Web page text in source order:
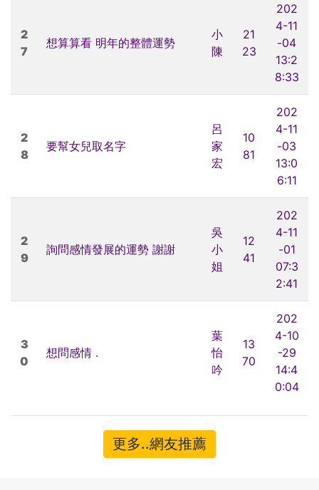
2
7
想算算看 明年的整體運勢
小
陳
21
23
202
4-11
-04
13:2
8:33
2
8
要幫女兒取名字
呂
家
宏
10
81
202
4-11
-03
13:0
6:11
2
9
詢問感情發展的運勢 謝謝
吳
小
姐
12
41
202
4-11
-01
07:3
2:41
3
0
想問感情 .
葉
怡
吟
13
70
202
4-10
-29
14:4
0:04
更多..網友推薦